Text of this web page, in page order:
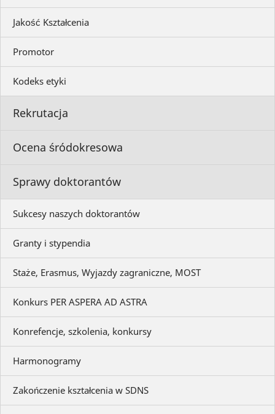
Jakość Kształcenia
Promotor
Kodeks etyki
Rekrutacja
Ocena śródokresowa
Sprawy doktorantów
Sukcesy naszych doktorantów
Granty i stypendia
Staże, Erasmus, Wyjazdy zagraniczne, MOST
Konkurs PER ASPERA AD ASTRA
Konrefencje, szkolenia, konkursy
Harmonogramy
Zakończenie kształcenia w SDNS